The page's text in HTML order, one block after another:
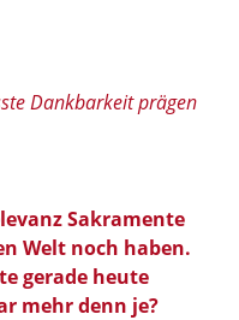
Dankbarkeit prägen
Sakramente
Welt noch haben.
gerade heute
mehr denn je?